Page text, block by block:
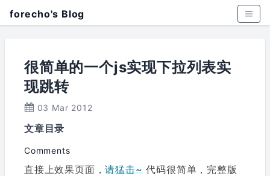
forecho's Blog
很简单的一个js实现下拉列表实
现跳转
03 Mar 2012
文章目录
Comments
直接上效果页面，请猛击~代码很简单，完整版